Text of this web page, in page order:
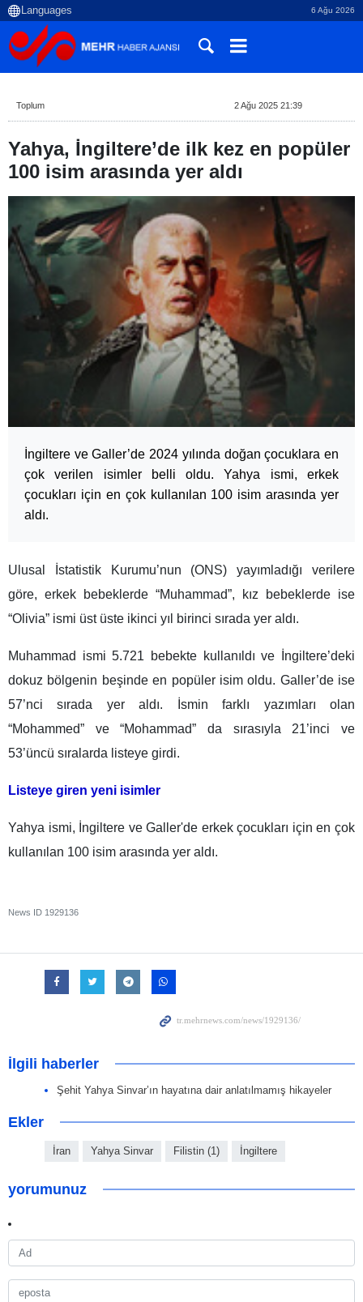
6 Ağu 2026
Toplum 2 Ağu 2025 21:39
Yahya, İngiltere’de ilk kez en popüler
100 isim arasında yer aldı
İngiltere ve Galler’de 2024 yılında doğan çocuklara en
çok verilen isimler belli oldu. Yahya ismi, erkek
çocukları için en çok kullanılan 100 isim arasında yer
aldı.
Ulusal İstatistik Kurumu’nun (ONS) yayımladığı verilere
göre, erkek bebeklerde “Muhammad”, kız bebeklerde ise
“Olivia” ismi üst üste ikinci yıl birinci sırada yer aldı.
Muhammad ismi 5.721 bebekte kullanıldı ve İngiltere’deki
dokuz bölgenin beşinde en popüler isim oldu. Galler’de ise
57’nci sırada yer aldı. İsmin farklı yazımları olan
“Mohammed” ve “Mohammad” da sırasıyla 21’inci ve
53’üncü sıralarda listeye girdi.
Listeye giren yeni isimler
Yahya ismi, İngiltere ve Galler'de erkek çocukları için en çok
kullanılan 100 isim arasında yer aldı.
News ID 1929136
İlgili haberler
Şehit Yahya Sinvar’ın hayatına dair anlatılmamış hikayeler
Ekler
İran Yahya Sinvar Filistin (1) İngiltere
yorumunuz